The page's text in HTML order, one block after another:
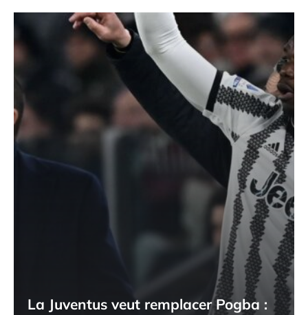
La Juventus veut remplacer Pogba :